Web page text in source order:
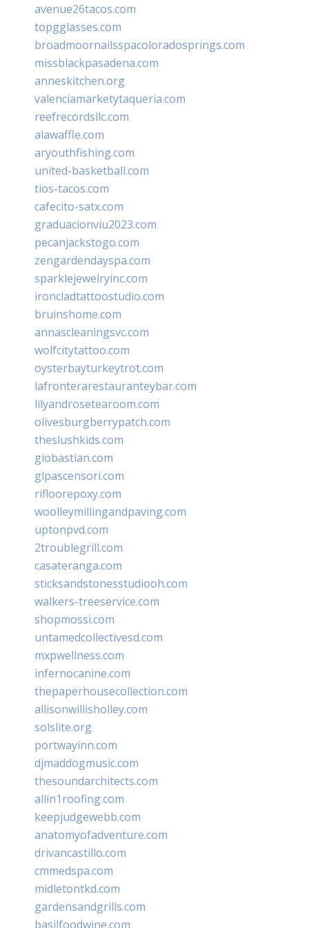
avenue26tacos.com
topgglasses.com
broadmoornailsspacoloradosprings.com
missblackpasadena.com
anneskitchen.org
valenciamarketytaqueria.com
reefrecordsllc.com
alawaffle.com
aryouthfishing.com
united-basketball.com
tios-tacos.com
cafecito-satx.com
graduacionviu2023.com
pecanjackstogo.com
zengardendayspa.com
sparklejewelryinc.com
ironcladtattoostudio.com
bruinshome.com
annascleaningsvc.com
wolfcitytattoo.com
oysterbayturkeytrot.com
lafronterarestauranteybar.com
lilyandrosetearoom.com
olivesburgberrypatch.com
theslushkids.com
giobastian.com
glpascensori.com
rifloorepoxy.com
woolleymillingandpaving.com
uptonpvd.com
2troublegrill.com
casateranga.com
sticksandstonesstudiooh.com
walkers-treeservice.com
shopmossi.com
untamedcollectivesd.com
mxpwellness.com
infernocanine.com
thepaperhousecollection.com
allisonwillisholley.com
solslite.org
portwayinn.com
djmaddogmusic.com
thesoundarchitects.com
allin1roofing.com
keepjudgewebb.com
anatomyofadventure.com
drivancastillo.com
cmmedspa.com
midletontkd.com
gardensandgrills.com
basilfoodwine.com